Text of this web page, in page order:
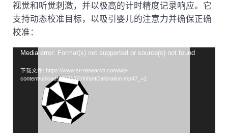
视觉和听觉刺激，并以极高的计时精度记录响应。它
支持动态校准目标，以吸引婴儿的注意力并确保正确
校准：
视
频
播
Media error: Format(s) not supported or source(s) not found
下载文件: https://www.sr-research.com/wp-
content/uploads/2021/02/InfantCalibration.mp4?_=1